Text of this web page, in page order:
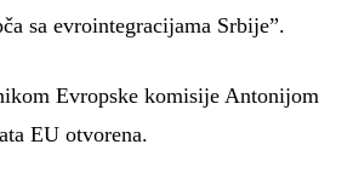
sa evrointegracijama Srbije”.
Evropske komisije Antonijom
EU otvorena.